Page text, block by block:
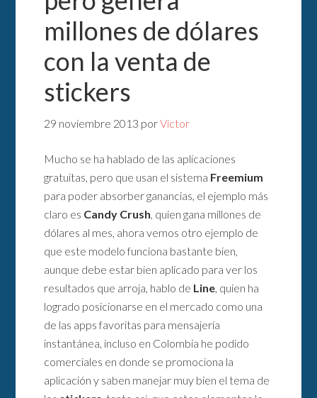
millones de dólares
con la venta de
stickers
29 noviembre 2013 porVictor
Mucho se ha hablado de las aplicaciones
gratuitas, pero que usan el sistema Freemium
para poder absorber ganancias, el ejemplo más
claro es Candy Crush , quien gana millones de
dólares al mes, ahora vemos otro ejemplo de
que este modelo funciona bastante bien,
aunque debe estar bien aplicado para ver los
resultados que arroja, hablo de Line , quien ha
logrado posicionarse en el mercado como una
de las apps favoritas para mensajería
instantánea, incluso en Colombia he podido
comerciales en donde se promociona la
aplicación y saben manejar muy bien el tema de